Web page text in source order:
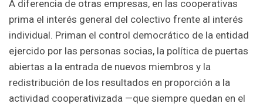
A diferencia de otras empresas, en las cooperativas
prima el interés general del colectivo frente al interés
individual. Priman el control democrático de la entidad
ejercido por las personas socias, la política de puertas
abiertas a la entrada de nuevos miembros y la
redistribución de los resultados en proporción a la
actividad cooperativizada —que siempre quedan en el